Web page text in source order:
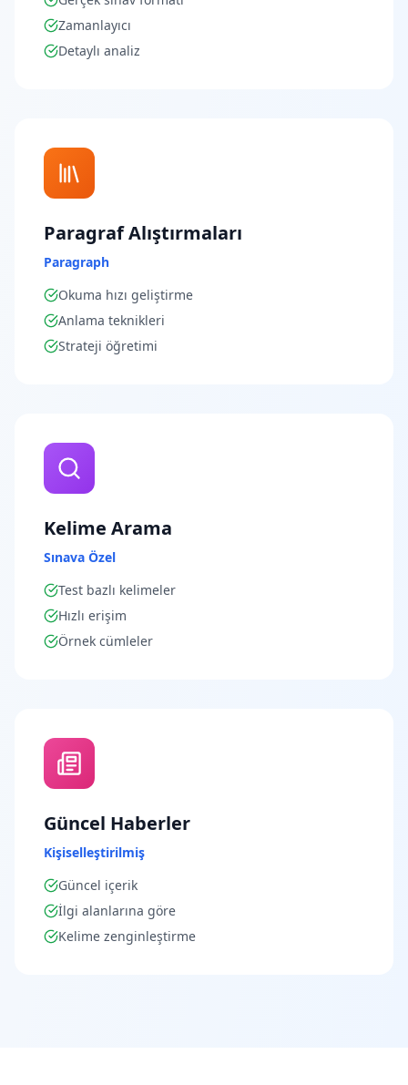
Zamanlayıcı
Detaylı analiz
Paragraf Alıştırmaları
Paragraph
Okuma hızı geliştirme
Anlama teknikleri
Strateji öğretimi
Kelime Arama
Sınava Özel
Test bazlı kelimeler
Hızlı erişim
Örnek cümleler
Güncel Haberler
Kişiselleştirilmiş
Güncel içerik
İlgi alanlarına göre
Kelime zenginleştirme